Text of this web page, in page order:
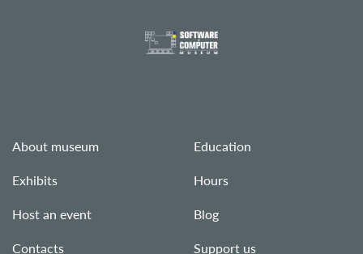
About museum
Exhibits
Host an event
Contacts
Education
Hours
Blog
Support us